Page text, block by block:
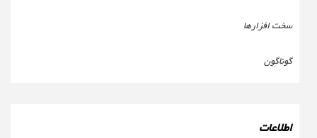
سخت افزارها
گوناگون
اطلاعات